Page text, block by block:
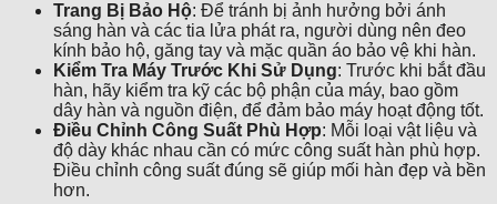
Trang Bị Bảo Hộ: Để tránh bị ảnh hưởng bởi ánh
sáng hàn và các tia lửa phát ra, người dùng nên đeo
kính bảo hộ, găng tay và mặc quần áo bảo vệ khi hàn.
Kiểm Tra Máy Trước Khi Sử Dụng: Trước khi bắt đầu
hàn, hãy kiểm tra kỹ các bộ phận của máy, bao gồm
dây hàn và nguồn điện, để đảm bảo máy hoạt động tốt.
Điều Chỉnh Công Suất Phù Hợp: Mỗi loại vật liệu và
độ dày khác nhau cần có mức công suất hàn phù hợp.
Điều chỉnh công suất đúng sẽ giúp mối hàn đẹp và bền
hơn.